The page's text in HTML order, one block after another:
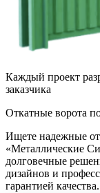
Каждый проект
заказчика
Откатные ворота
Ищете надежные
«Металлические
долговечные
дизайнов и
гарантией качества.